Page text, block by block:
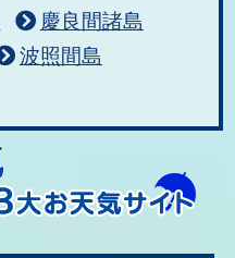
慶良間諸島
波照間島